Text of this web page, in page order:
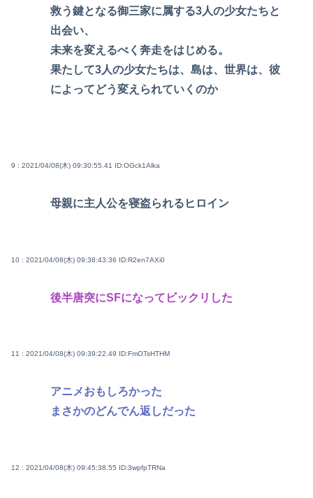
救う鍵となる御三家に属する3人の少女たちと
出会い、
未来を変えるべく奔走をはじめる。
果たして3人の少女たちは、島は、世界は、彼
によってどう変えられていくのか
9 : 2021/04/08(木) 09:30:55.41 ID:OGck1Alka
母親に主人公を寝盗られるヒロイン
10 : 2021/04/08(木) 09:38:43.36 ID:R2en7AXi0
後半唐突にSFになってビックリした
11 : 2021/04/08(木) 09:39:22.49 ID:FmOTsHTHM
アニメおもしろかった
まさかのどんでん返しだった
12 : 2021/04/08(木) 09:45:38.55 ID:3wpfpTRNa